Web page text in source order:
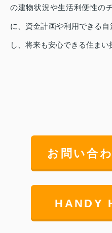
の建物状況や生活利便性の
に、資金計画や利用できる
し、将来も安心できる住まい
お問い合
HANDY